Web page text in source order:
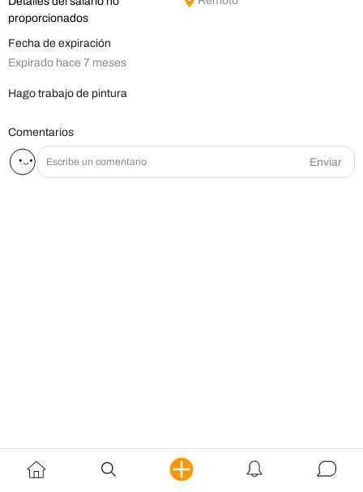
proporcionados
Fecha de expiración
Expirado hace 7 meses
Hago trabajo de pintura
Comentarios
Enviar